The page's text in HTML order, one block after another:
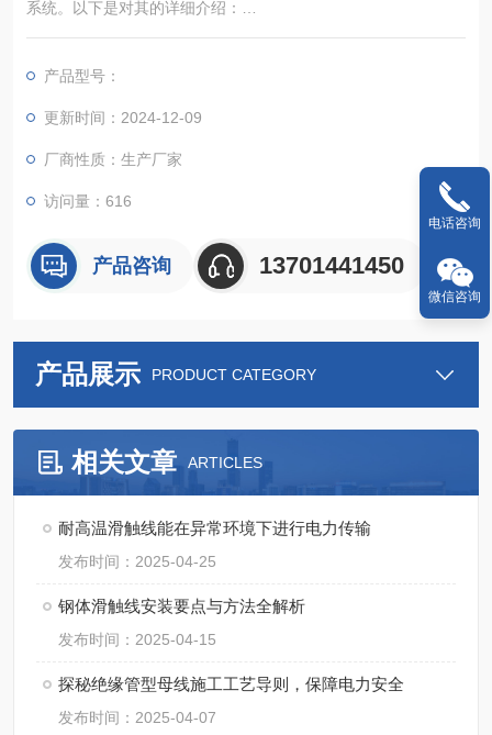
系统。以下是对其的详细介绍：
滑线，全称为安全滑触线，是一种节能型滑触线，用于替代传统
的电缆电线，实现移动供电。在生产线照明系统中，照明滑线负
明需求。
产品型号：
更新时间：2024-12-09
厂商性质：生产厂家
访问量：616
产品咨询 13701441450
产品展示 PRODUCT CATEGORY
相关文章 ARTICLES
耐高温滑触线能在异常环境下进行电力传输
发布时间：2025-04-25
钢体滑触线安装要点与方法全解析​
发布时间：2025-04-15
探秘绝缘管型母线施工工艺导则，保障电力安全
发布时间：2025-04-07
电话咨询
微信咨询